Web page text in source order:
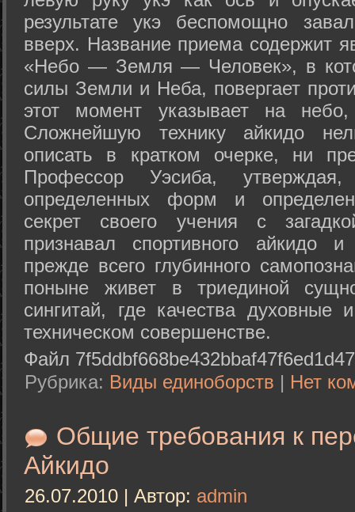
результате укэ беспомощно
вверх. Название приема содержит
«Небо — Земля — Человек», в
силы Земли и Неба, повергает
этот момент указывает на
Сложнейшую технику айкидо
описать в кратком очерке, ни
Профессор Уэсиба,
определенных форм и
секрет своего учения с
признавал спортивного айкидо
прежде всего глубинного
поныне живет в триединой
сингитай, где качества духовные
техническом совершенстве.
Файл
Рубрика: Виды единоборств | Нет
Общие требования к
Айкидо
26.07.2010 | Автор: admin